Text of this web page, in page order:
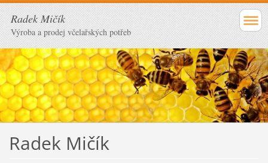
Radek Mičík
Výroba a prodej včelařských potřeb
Radek Mičík